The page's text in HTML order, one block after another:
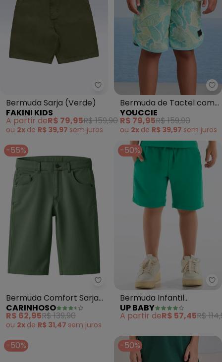
Fakini Kids - Bermuda Sarja
Bermuda Sarja (Verde)
FAKINI KIDS
A partir deR$ 79,95R$ 159,90
ou 2x de R$ 39,97 sem juros
Bermuda de Tactel com
Estampa de Folhagens
(Verde)
YOUCCIE
R$ 79,95R$ 159,90
ou 2x de R$ 39,97 sem juros
-55%
Carinhoso - Bermuda Comfort
Bermuda Comfort Sarja
(Verde Militar)
CARINHOSO
R$ 62,95R$ 139,90
ou 2x de R$ 31,47 sem juros
-50%
Bermuda Infantil
Masculina Moletom
(Verde)
UP BABY
A partir deR$ 57,45R$
-50% -50%